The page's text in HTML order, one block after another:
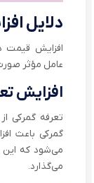
دلایل
افزایش قیمت
عامل مؤثر
افزایش
گمرکی باعث
می‌شود که این
می‌گذارد.